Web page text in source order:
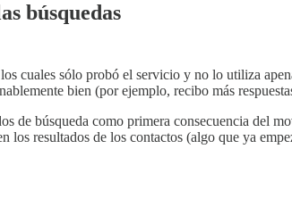
búsquedas
cuales sólo probó el servicio y no lo utiliza
bien (por ejemplo, recibo más
de búsqueda como primera consecuencia del
los resultados de los contactos (algo que ya